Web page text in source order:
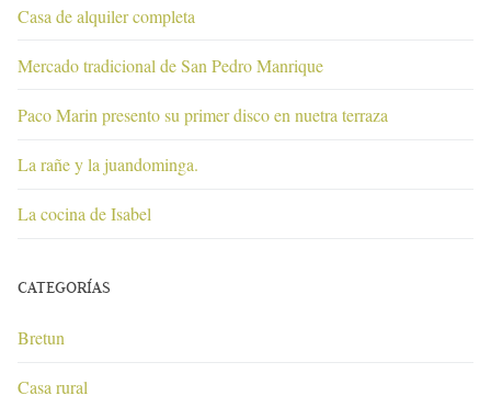
Casa de alquiler completa
Mercado tradicional de San Pedro Manrique
Paco Marin presento su primer disco en nuetra terraza
La rañe y la juandominga.
La cocina de Isabel
CATEGORÍAS
Bretun
Casa rural